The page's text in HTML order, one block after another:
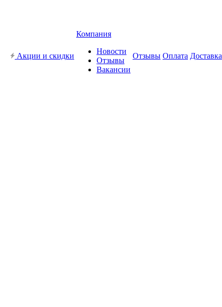
Акции и скидки
Компания
Новости
Отзывы
Вакансии
Отзывы Оплата Доставка